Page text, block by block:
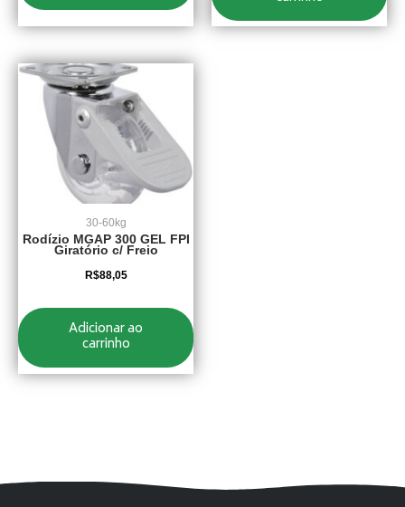
30-60kg
Rodízio MGAP 300 GEL FPI
Giratório c/ Freio
R$88,05
Adicionar ao
carrinho